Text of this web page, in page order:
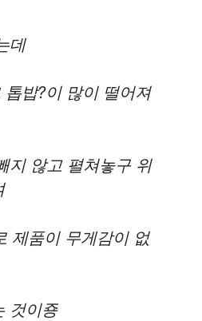
데
밥?이 많이 떨어져
지 않고 펼쳐놓구 위
제품이 무게감이 없
것이죵